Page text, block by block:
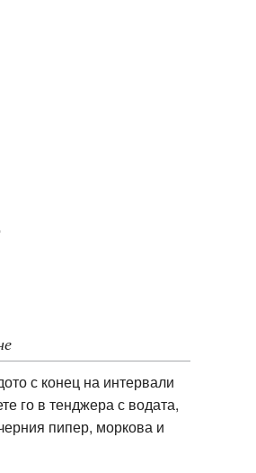
с конец на интервали
го в тенджера с водата,
пипер, моркова и